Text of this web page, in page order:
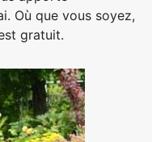
Où que vous soyez,
gratuit.